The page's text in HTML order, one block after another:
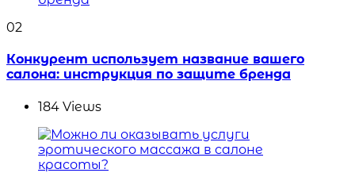
02
Конкурент использует название вашего
салона: инструкция по защите бренда
184 Views